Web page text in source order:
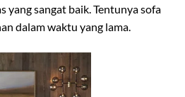
yang sangat baik. Tentunya sofa
dalam waktu yang lama.